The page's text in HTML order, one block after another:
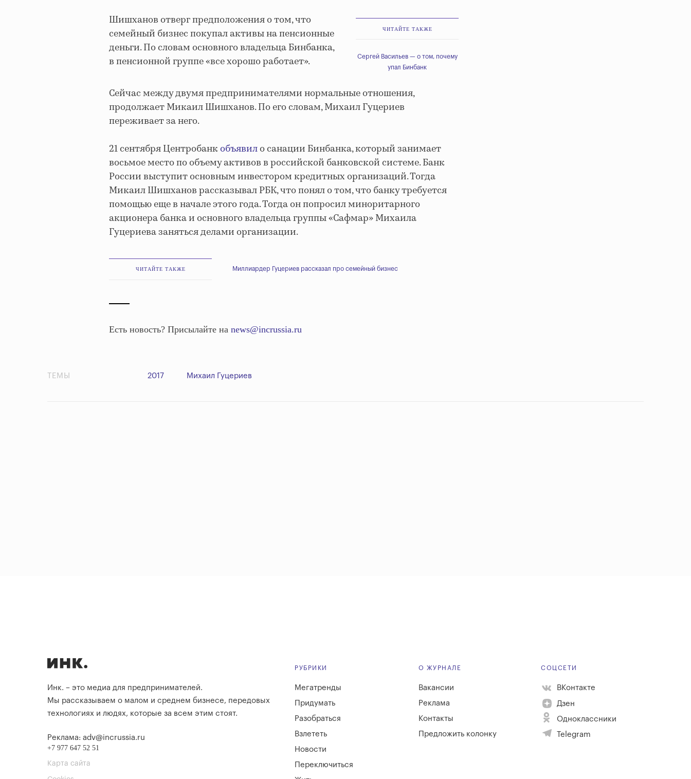
Шишханов отверг предположения о том, что
семейный бизнес покупал активы на пенсионные
деньги. По словам основного владельца Бинбанка,
в пенсионной группе «все хорошо работает».
ЧИТАЙТЕ ТАКЖЕ
Сергей Васильев — о том, почему
упал Бинбанк
Сейчас между двумя предпринимателями нормальные отношения,
продолжает Микаил Шишханов. По его словам, Михаил Гуцериев
переживает за него.
21 сентября Центробанкобъявило санации Бинбанка, который занимает
восьмое место по объему активов в российской банковской системе. Банк
России выступит основным инвестором кредитных организаций. Тогда
Микаил Шишханов рассказывал РБК, что понял о том, что банку требуется
помощью еще в начале этого года. Тогда он попросил миноритарного
акционера банка и основного владельца группы «Сафмар» Михаила
Гуцериева заняться делами организации.
ЧИТАЙТЕ ТАКЖЕ Миллиардер Гуцериев рассказал про семейный бизнес
Есть новость? Присылайте на news@incrussia.ru
ТЕМЫ 2017 Михаил Гуцериев
Инк. – это медиа для предпринимателей.
Мы рассказываем о малом и среднем бизнесе, передовых
технологиях и людях, которые за всем этим стоят.
Реклама: adv@incrussia.ru
+7 977 647 52 51
Карта сайта
РУБРИКИ
Мегатренды
Придумать
Разобраться
Взлететь
Новости
Переключиться
О ЖУРНАЛЕ
Вакансии
Реклама
Контакты
Предложить колонку
СОЦСЕТИ
ВКонтакте
Дзен
Одноклассники
Telegram